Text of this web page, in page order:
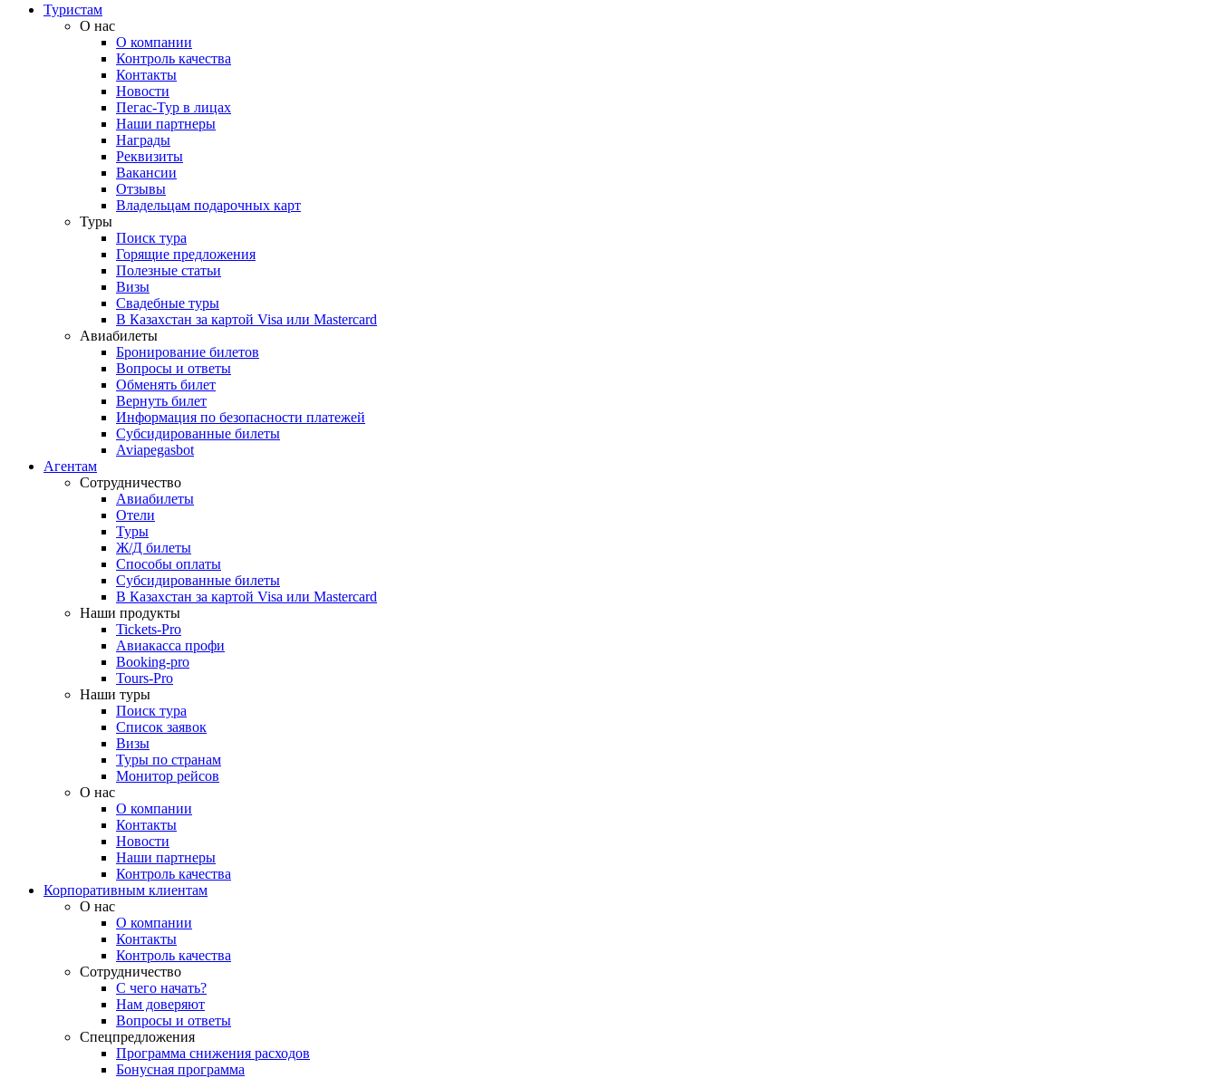
Туристам
О нас
О компании
Контроль качества
Контакты
Новости
Пегас-Тур в лицах
Наши партнеры
Награды
Реквизиты
Вакансии
Отзывы
Владельцам подарочных карт
Туры
Поиск тура
Горящие предложения
Полезные статьи
Визы
Свадебные туры
В Казахстан за картой Visa или Masterсard
Авиабилеты
Бронирование билетов
Вопросы и ответы
Обменять билет
Вернуть билет
Информация по безопасности платежей
Субсидированные билеты
Aviapegasbot
Агентам
Сотрудничество
Авиабилеты
Отели
Туры
Ж/Д билеты
Способы оплаты
Субсидированные билеты
В Казахстан за картой Visa или Masterсard
Наши продукты
Tickets-Pro
Авиакасса профи
Booking-pro
Tours-Pro
Наши туры
Поиск тура
Список заявок
Визы
Туры по странам
Монитор рейсов
О нас
О компании
Контакты
Новости
Наши партнеры
Контроль качества
Корпоративным клиентам
О нас
О компании
Контакты
Контроль качества
Сотрудничество
С чего начать?
Нам доверяют
Вопросы и ответы
Спецпредложения
Программа снижения расходов
Бонусная программа